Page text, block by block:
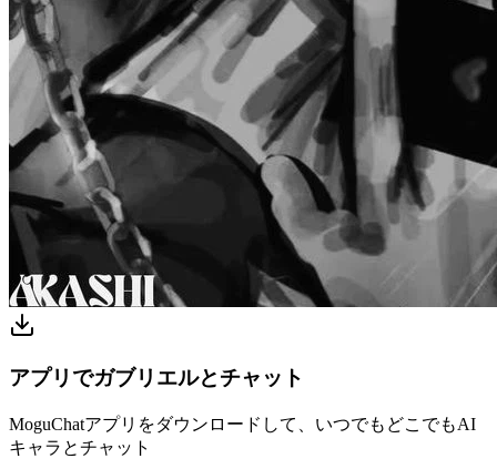
アプリでガブリエルとチャット
MoguChatアプリをダウンロードして、いつでもどこでもAI
キャラとチャット